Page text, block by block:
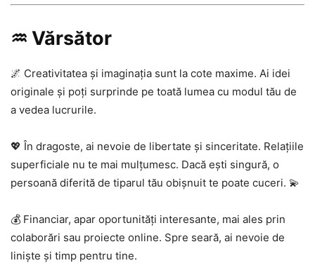
♒ Vărsător
🌌 Creativitatea și imaginația sunt la cote maxime. Ai idei
originale și poți surprinde pe toată lumea cu modul tău de
a vedea lucrurile.
💖 În dragoste, ai nevoie de libertate și sinceritate. Relațiile
superficiale nu te mai mulțumesc. Dacă ești singură, o
persoană diferită de tiparul tău obișnuit te poate cuceri. 💫
💰 Financiar, apar oportunități interesante, mai ales prin
colaborări sau proiecte online. Spre seară, ai nevoie de
liniște și timp pentru tine.